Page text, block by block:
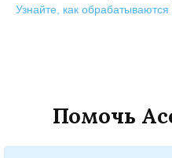
Узнайте, как
Помочь